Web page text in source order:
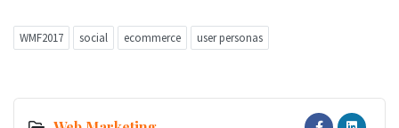
WMF2017 social ecommerce user personas